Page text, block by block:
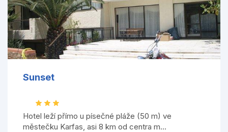
Sunset
Hotel leží přímo u písečné pláže (50 m) ve
městečku Karfas, asi 8 km od centra m...